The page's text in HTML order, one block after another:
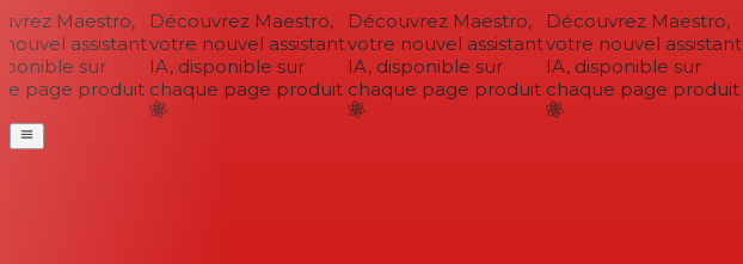
Maestro,
assistant
sur
page produit
Découvrez Maestro,
votre nouvel assistant
IA, disponible sur
chaque page produit
Découvrez Maestro,
votre nouvel assistant
IA, disponible sur
chaque page produit
Découvrez Maestro,
votre nouvel assistant
IA, disponible sur
chaque page produit